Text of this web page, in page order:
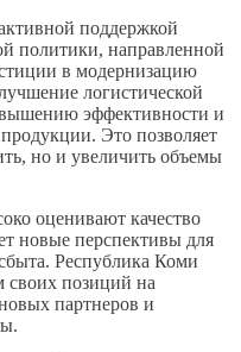
поддержкой
политики, направленной
в модернизацию
логистической
эффективности и
Это позволяет
но и увеличить объемы
оценивают качество
новые перспективы для
Республика Коми
своих позиций на
партнеров и